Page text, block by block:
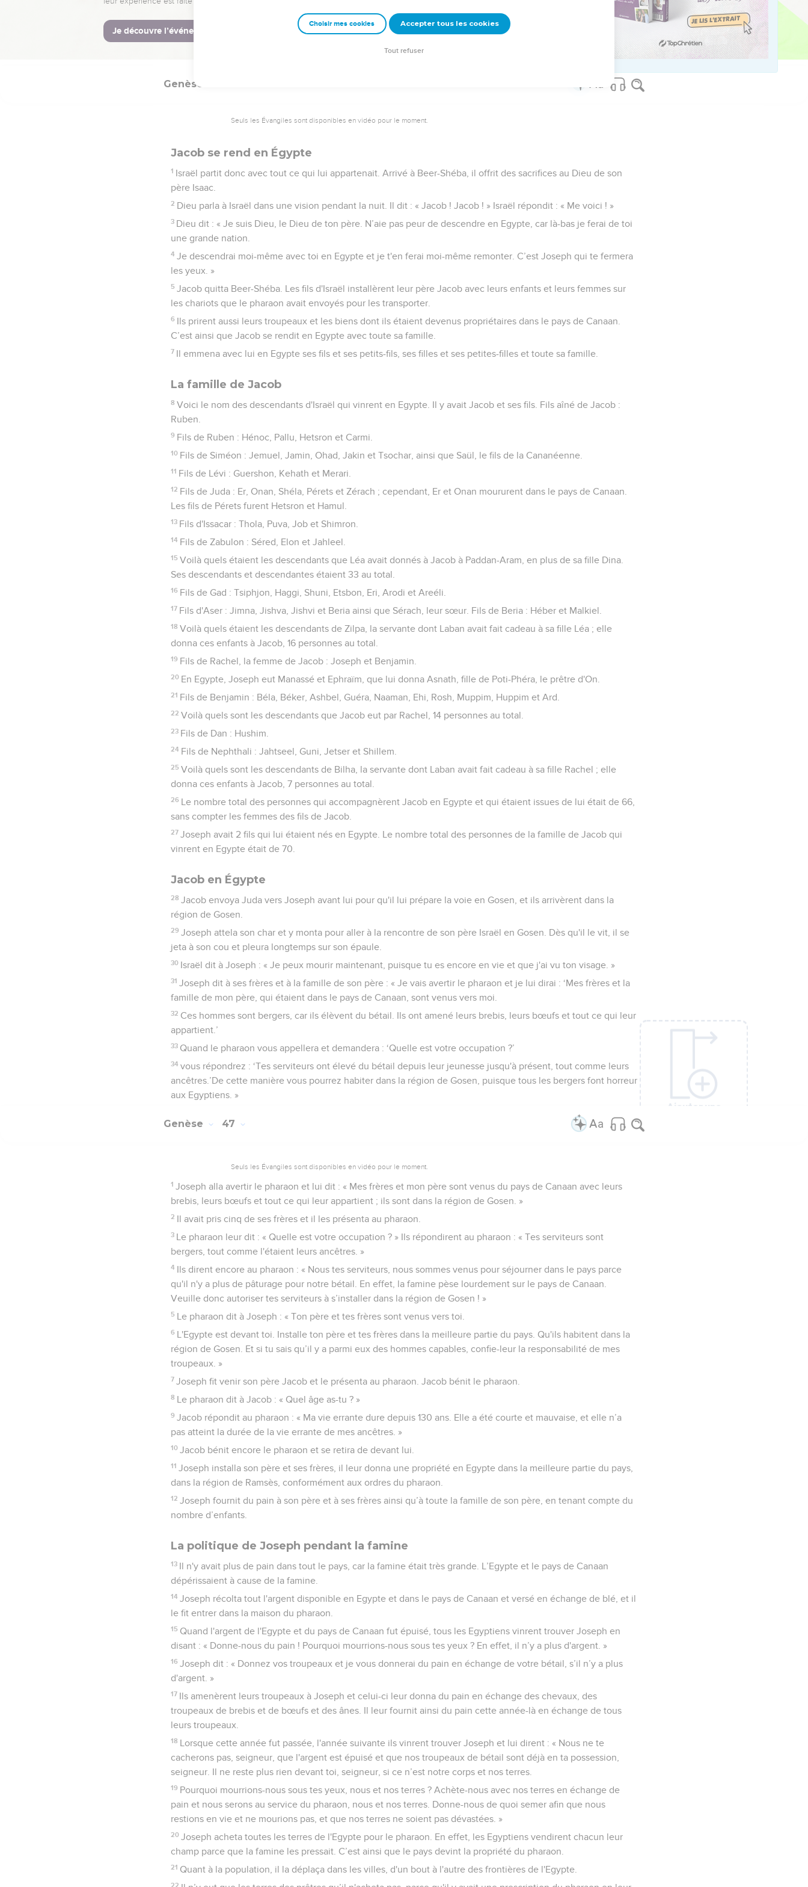
Ils lui rapportèrent alors toutes les paroles que Joseph leur avait dites, et lorsqu’il vit les chariots que Joseph
avait envoyés pour le transporter, leur père Jacob se ranima.
Israël dit : « Cela suffit ! Mon fils Joseph est encore en vie ! Je veux aller le voir avant de mourir. »
Ajouter une
Genèse
Seuls les Évangiles sont disponibles en vidéo pour le moment.
Jacob se rend en Égypte
1 Israël partit donc avec tout ce qui lui appartenait. Arrivé à Beer-Shéba, il offrit des sacrifices au Dieu de son
père Isaac.
2 Dieu parla à Israël dans une vision pendant la nuit. Il dit : « Jacob ! Jacob ! » Israël répondit : « Me voici ! »
3 Dieu dit : « Je suis Dieu, le Dieu de ton père. N’aie pas peur de descendre en Egypte, car là-bas je ferai de toi
une grande nation.
4 Je descendrai moi-même avec toi en Egypte et je t'en ferai moi-même remonter. C’est Joseph qui te fermera
les yeux. »
5 Jacob quitta Beer-Shéba. Les fils d'Israël installèrent leur père Jacob avec leurs enfants et leurs femmes sur
les chariots que le pharaon avait envoyés pour les transporter.
6 Ils prirent aussi leurs troupeaux et les biens dont ils étaient devenus propriétaires dans le pays de Canaan.
C’est ainsi que Jacob se rendit en Egypte avec toute sa famille.
7 Il emmena avec lui en Egypte ses fils et ses petits-fils, ses filles et ses petites-filles et toute sa famille.
La famille de Jacob
8 Voici le nom des descendants d'Israël qui vinrent en Egypte. Il y avait Jacob et ses fils. Fils aîné de Jacob :
Ruben.
9 Fils de Ruben : Hénoc, Pallu, Hetsron et Carmi.
10 Fils de Siméon : Jemuel, Jamin, Ohad, Jakin et Tsochar, ainsi que Saül, le fils de la Cananéenne.
11 Fils de Lévi : Guershon, Kehath et Merari.
12 Fils de Juda : Er, Onan, Shéla, Pérets et Zérach ; cependant, Er et Onan moururent dans le pays de Canaan.
Les fils de Pérets furent Hetsron et Hamul.
13 Fils d'Issacar : Thola, Puva, Job et Shimron.
14 Fils de Zabulon : Séred, Elon et Jahleel.
15 Voilà quels étaient les descendants que Léa avait donnés à Jacob à Paddan-Aram, en plus de sa fille Dina.
Ses descendants et descendantes étaient 33 au total.
16 Fils de Gad : Tsiphjon, Haggi, Shuni, Etsbon, Eri, Arodi et Areéli.
17 Fils d'Aser : Jimna, Jishva, Jishvi et Beria ainsi que Sérach, leur sœur. Fils de Beria : Héber et Malkiel.
18 Voilà quels étaient les descendants de Zilpa, la servante dont Laban avait fait cadeau à sa fille Léa ; elle
donna ces enfants à Jacob, 16 personnes au total.
19 Fils de Rachel, la femme de Jacob : Joseph et Benjamin.
20 En Egypte, Joseph eut Manassé et Ephraïm, que lui donna Asnath, fille de Poti-Phéra, le prêtre d'On.
21 Fils de Benjamin : Béla, Béker, Ashbel, Guéra, Naaman, Ehi, Rosh, Muppim, Huppim et Ard.
22 Voilà quels sont les descendants que Jacob eut par Rachel, 14 personnes au total.
23 Fils de Dan : Hushim.
24 Fils de Nephthali : Jahtseel, Guni, Jetser et Shillem.
25 Voilà quels sont les descendants de Bilha, la servante dont Laban avait fait cadeau à sa fille Rachel ; elle
donna ces enfants à Jacob, 7 personnes au total.
26 Le nombre total des personnes qui accompagnèrent Jacob en Egypte et qui étaient issues de lui était de 66,
sans compter les femmes des fils de Jacob.
27 Joseph avait 2 fils qui lui étaient nés en Egypte. Le nombre total des personnes de la famille de Jacob qui
vinrent en Egypte était de 70.
Jacob en Égypte
28 Jacob envoya Juda vers Joseph avant lui pour qu'il lui prépare la voie en Gosen, et ils arrivèrent dans la
région de Gosen.
29 Joseph attela son char et y monta pour aller à la rencontre de son père Israël en Gosen. Dès qu'il le vit, il se
jeta à son cou et pleura longtemps sur son épaule.
30 Israël dit à Joseph : « Je peux mourir maintenant, puisque tu es encore en vie et que j'ai vu ton visage. »
31 Joseph dit à ses frères et à la famille de son père : « Je vais avertir le pharaon et je lui dirai : ‘Mes frères et la
famille de mon père, qui étaient dans le pays de Canaan, sont venus vers moi.
32 Ces hommes sont bergers, car ils élèvent du bétail. Ils ont amené leurs brebis, leurs bœufs et tout ce qui leur
appartient.’
33 Quand le pharaon vous appellera et demandera : ‘Quelle est votre occupation ?’
34 vous répondrez : ‘Tes serviteurs ont élevé du bétail depuis leur jeunesse jusqu'à présent, tout comme leurs
ancêtres.’De cette manière vous pourrez habiter dans la région de Gosen, puisque tous les bergers font horreur
aux Egyptiens. »
Ajouter une
Genèse 47
Seuls les Évangiles sont disponibles en vidéo pour le moment.
1 Joseph alla avertir le pharaon et lui dit : « Mes frères et mon père sont venus du pays de Canaan avec leurs
brebis, leurs bœufs et tout ce qui leur appartient ; ils sont dans la région de Gosen. »
2 Il avait pris cinq de ses frères et il les présenta au pharaon.
3 Le pharaon leur dit : « Quelle est votre occupation ? » Ils répondirent au pharaon : « Tes serviteurs sont
bergers, tout comme l'étaient leurs ancêtres. »
4 Ils dirent encore au pharaon : « Nous tes serviteurs, nous sommes venus pour séjourner dans le pays parce
qu'il n'y a plus de pâturage pour notre bétail. En effet, la famine pèse lourdement sur le pays de Canaan.
Veuille donc autoriser tes serviteurs à s’installer dans la région de Gosen ! »
5 Le pharaon dit à Joseph : « Ton père et tes frères sont venus vers toi.
6 L'Egypte est devant toi. Installe ton père et tes frères dans la meilleure partie du pays. Qu'ils habitent dans la
région de Gosen. Et si tu sais qu’il y a parmi eux des hommes capables, confie-leur la responsabilité de mes
troupeaux. »
7 Joseph fit venir son père Jacob et le présenta au pharaon. Jacob bénit le pharaon.
8 Le pharaon dit à Jacob : « Quel âge as-tu ? »
9 Jacob répondit au pharaon : « Ma vie errante dure depuis 130 ans. Elle a été courte et mauvaise, et elle n’a
pas atteint la durée de la vie errante de mes ancêtres. »
10 Jacob bénit encore le pharaon et se retira de devant lui.
11 Joseph installa son père et ses frères, il leur donna une propriété en Egypte dans la meilleure partie du pays,
dans la région de Ramsès, conformément aux ordres du pharaon.
12 Joseph fournit du pain à son père et à ses frères ainsi qu’à toute la famille de son père, en tenant compte du
nombre d’enfants.
La politique de Joseph pendant la famine
13 Il n'y avait plus de pain dans tout le pays, car la famine était très grande. L’Egypte et le pays de Canaan
dépérissaient à cause de la famine.
14 Joseph récolta tout l'argent disponible en Egypte et dans le pays de Canaan et versé en échange de blé, et il
le fit entrer dans la maison du pharaon.
15 Quand l'argent de l'Egypte et du pays de Canaan fut épuisé, tous les Egyptiens vinrent trouver Joseph en
disant : « Donne-nous du pain ! Pourquoi mourrions-nous sous tes yeux ? En effet, il n’y a plus d'argent. »
16 Joseph dit : « Donnez vos troupeaux et je vous donnerai du pain en échange de votre bétail, s’il n’y a plus
d'argent. »
17 Ils amenèrent leurs troupeaux à Joseph et celui-ci leur donna du pain en échange des chevaux, des
troupeaux de brebis et de bœufs et des ânes. Il leur fournit ainsi du pain cette année-là en échange de tous
leurs troupeaux.
18 Lorsque cette année fut passée, l'année suivante ils vinrent trouver Joseph et lui dirent : « Nous ne te
cacherons pas, seigneur, que l'argent est épuisé et que nos troupeaux de bétail sont déjà en ta possession,
seigneur. Il ne reste plus rien devant toi, seigneur, si ce n’est notre corps et nos terres.
19 Pourquoi mourrions-nous sous tes yeux, nous et nos terres ? Achète-nous avec nos terres en échange de
pain et nous serons au service du pharaon, nous et nos terres. Donne-nous de quoi semer afin que nous
restions en vie et ne mourions pas, et que nos terres ne soient pas dévastées. »
20 Joseph acheta toutes les terres de l'Egypte pour le pharaon. En effet, les Egyptiens vendirent chacun leur
champ parce que la famine les pressait. C’est ainsi que le pays devint la propriété du pharaon.
21 Quant à la population, il la déplaça dans les villes, d'un bout à l'autre des frontières de l'Egypte.
22
Ajouter une
Ajouter une
Ajouter une
Ajouter une
Choisir mes cookies Accepter tous les cookies
Tout refuser